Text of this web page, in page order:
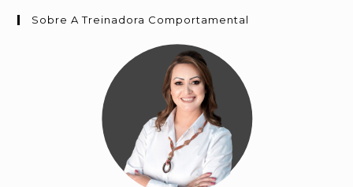
Sobre A Treinadora Comportamental